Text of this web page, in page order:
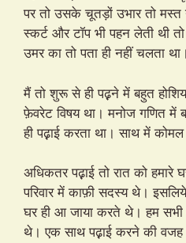
पर तो उसके चूतड़ों उभार तो
स्कर्ट और टॉप भी पहन लेती थी
उमर का तो पता ही नहीं चलता था।
मैं तो शुरू से ही पढ़़ने में बहुत
फ़ेवरेट विषय था। मनोज गणित में
ही पढ़़ाई करता था। साथ में
अधिकतर पढ़़ाई तो रात को हमारे
परिवार में काफ़ी सदस्य थे।
घर ही आ जाया करते थे। हम
थे। एक साथ पढ़़ाई करने की